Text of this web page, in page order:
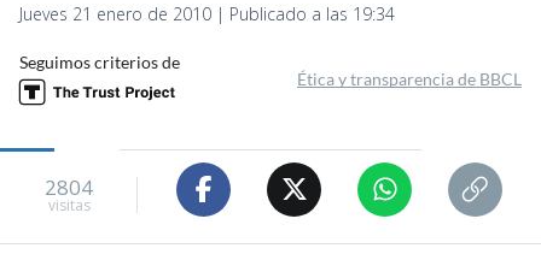
Jueves 21 enero de 2010 | Publicado a las 19:34
Seguimos criterios de
Ética y transparencia de BBCL
2804
visitas